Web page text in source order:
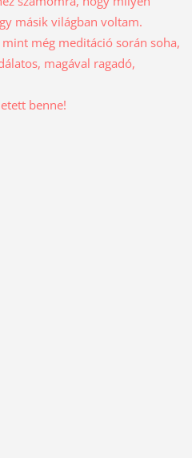
másik világban voltam.
még meditáció során soha,
magával ragadó,
benne!